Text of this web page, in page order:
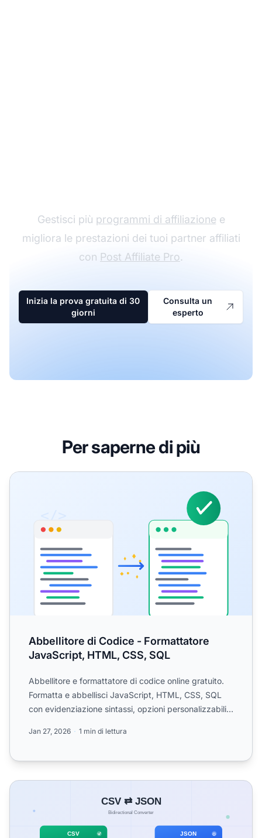
Gestisci più programmi di affiliazione e
migliora le prestazioni dei tuoi partner affiliati
con Post Affiliate Pro.
Inizia la prova gratuita di 30
giorni
Consulta un
esperto
Per saperne di più
Abbellitore di Codice - Formattatore JavaScript, HTML,
Abbellitore di Codice - Formattatore
JavaScript, HTML, CSS, SQL
Abbellitore e formattatore di codice online gratuito.
Formatta e abbellisci JavaScript, HTML, CSS, SQL
con evidenziazione sintassi, opzioni personalizzabili e
Jan 27, 2026 1 min di lettura
CSV zu JSON Konverter - CSV & JSON konvertieren